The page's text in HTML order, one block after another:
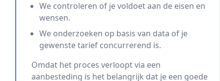
We controleren of je voldoet aan de eisen en
wensen.
We onderzoeken op basis van data of je
gewenste tarief concurrerend is.
Omdat het proces verloopt via een
aanbesteding is het belangrijk dat je een goede